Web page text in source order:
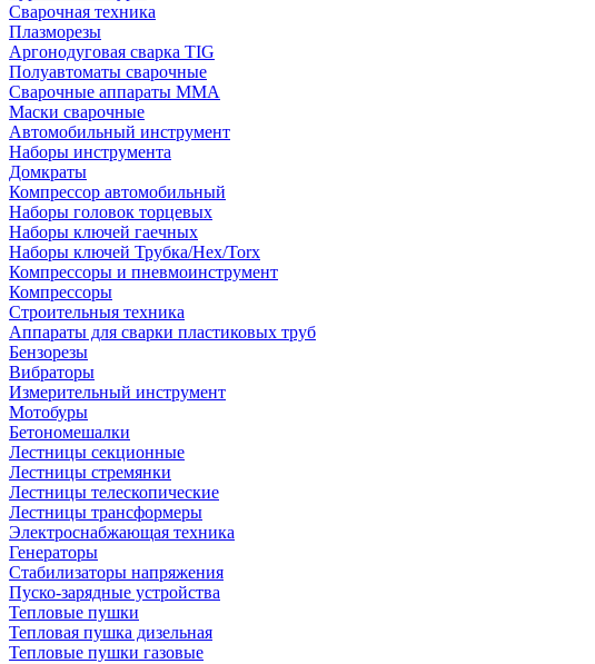
Сварочная техника
Плазморезы
Аргонодуговая сварка TIG
Полуавтоматы сварочные
Сварочные аппараты ММА
Маски сварочные
Автомобильный инструмент
Наборы инструмента
Домкраты
Компрессор автомобильный
Наборы головок торцевых
Наборы ключей гаечных
Наборы ключей Трубка/Hex/Torx
Компрессоры и пневмоинструмент
Компрессоры
Строительныя техника
Аппараты для сварки пластиковых труб
Бензорезы
Вибраторы
Измерительный инструмент
Мотобуры
Бетономешалки
Лестницы секционные
Лестницы стремянки
Лестницы телескопические
Лестницы трансформеры
Электроснабжающая техника
Генераторы
Стабилизаторы напряжения
Пуско-зарядные устройства
Тепловые пушки
Тепловая пушка дизельная
Тепловые пушки газовые